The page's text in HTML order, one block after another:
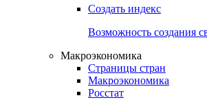
Создать индекс
Возможность создания
Макроэкономика
Страницы стран
Макроэкономика
Росстат